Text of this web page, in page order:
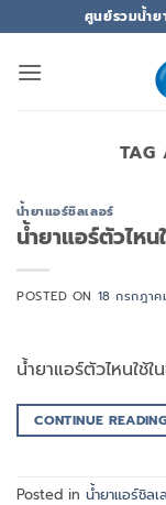
ไป
ยัง
ศูนย์รวมน้ำย
TAG
น้ำยาแอร์ชิลเลอร์
น้ำยาแอร์ตัวไหน
POSTED ON 18 กรกฎา
น้ำยาแอร์ตัวไหนใ
CONTINUE READING
Posted in น้ำยาแอร์ชิลเ